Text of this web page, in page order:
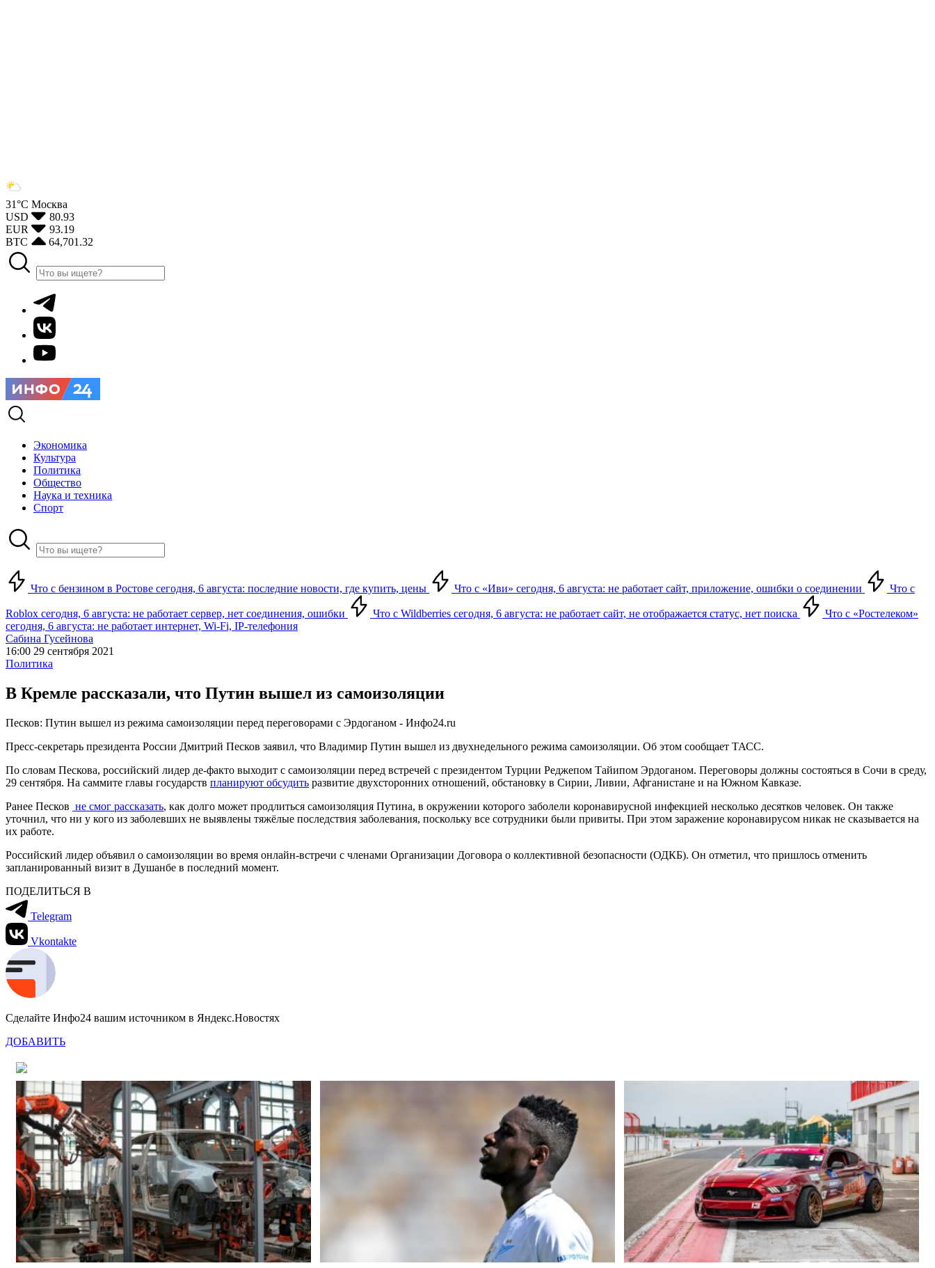
31°С Москва
USD
80.93
EUR
93.19
BTC
64,701.32
Экономика
Культура
Политика
Общество
Наука и техника
Спорт
Что с бензином в Ростове сегодня, 6 августа: последние новости, где купить, цены Что с «Иви» сегодня, 6 августа: не работает сайт, приложение, ошибки о соединении Что с
Roblox сегодня, 6 августа: не работает сервер, нет соединения, ошибки Что с Wildberries сегодня, 6 августа: не работает сайт, не отображается статус, нет поиска
Что с «Ростелеком»
сегодня, 6 августа: не работает интернет, Wi-Fi, IP-телефония
Сабина Гусейнова
16:00 29 сентября 2021
Политика
В Кремле рассказали, что Путин вышел из самоизоляции
Песков: Путин вышел из режима самоизоляции перед переговорами с Эрдоганом - Инфо24.ru
Пресс-секретарь президента России Дмитрий Песков заявил, что Владимир Путин вышел из двухнедельного режима самоизоляции. Об этом сообщает ТАСС.
По словам Пескова, российский лидер де-факто выходит с самоизоляции перед встречей с президентом Турции Реджепом Тайипом Эрдоганом. Переговоры должны состояться в Сочи в среду,
29 сентября. На саммите главы государств планируют обсудить развитие двухсторонних отношений, обстановку в Сирии, Ливии, Афганистане и на Южном Кавказе.
Ранее Песков не смог рассказать, как долго может продлиться самоизоляция Путина, в окружении которого заболели коронавирусной инфекцией несколько десятков человек. Он также
уточнил, что ни у кого из заболевших не выявлены тяжёлые последствия заболевания, поскольку все сотрудники были привиты. При этом заражение коронавирусом никак не сказывается на
их работе.
Российский лидер объявил о самоизоляции во время онлайн-встречи с членами Организации Договора о коллективной безопасности (ОДКБ). Он отметил, что пришлось отменить
запланированный визит в Душанбе в последний момент.
ПОДЕЛИТЬСЯ В
Telegram
Vkontakte
Сделайте Инфо24 вашим источником в Яндекс.Новостях
ДОБАВИТЬ